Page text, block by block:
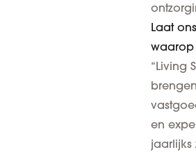
Laat
waarop
“Living
en
jaarlijks